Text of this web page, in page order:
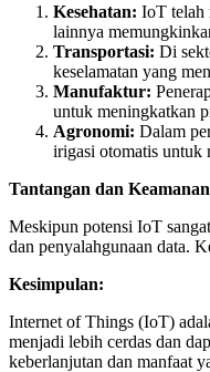
Kesehatan: IoT telah
lainnya
Transportasi: Di
keselamatan yang
Manufaktur:
untuk meningkatkan
Agronomi: Dalam
irigasi otomatis untuk
Tantangan dan
Meskipun potensi IoT
dan penyalahgunaan data.
Kesimpulan:
Internet of Things (IoT)
menjadi lebih cerdas dan
keberlanjutan dan manfaat